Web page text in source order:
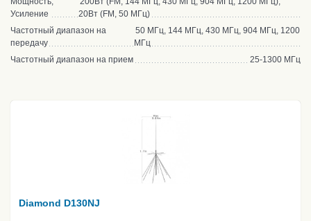
Усиление
20Вт (FM, 50 МГц)
Частотный диапазон на
передачу
50 МГц, 144 МГц, 430 МГц, 904 МГц, 1200
МГц
Частотный диапазон на прием
25-1300 МГц
Diamond D130NJ